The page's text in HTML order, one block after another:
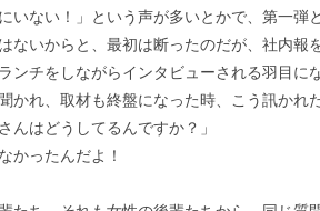
いない！」という声が多いとかで、第一弾
ないからと、最初は断ったのだが、社内報
ンチをしながらインタビューされる羽目にな
かれ、取材も終盤になった時、こう訊かれた
んはどうしてるんですか？」
かったんだよ！